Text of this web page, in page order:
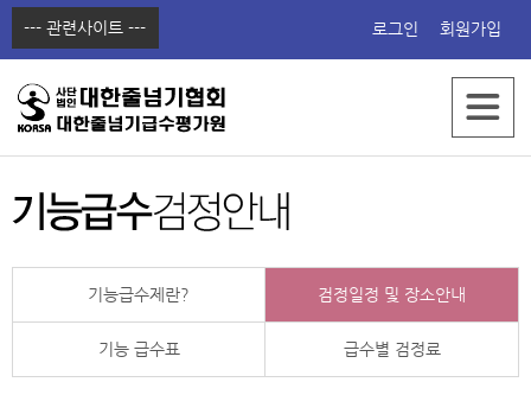
--- 관련사이트 ---
점프쇼핑몰
점프동영상
점프에듀
로그인 회원가입
기능급수제란? 검정일정 및 장소안내
기능 급수표 급수별 검정료